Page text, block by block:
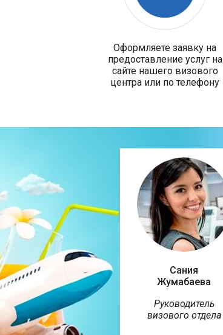
Оформляете заявку на
предоставление услуг на
сайте нашего визового
центра или по телефону
Сания
Жумабаева
Руководитель
визового отдела